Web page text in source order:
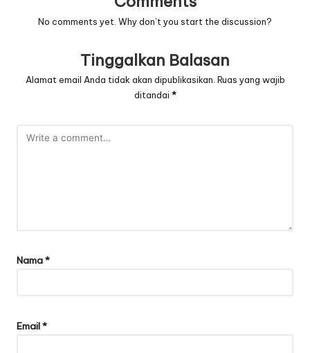
No comments yet. Why don’t you start the discussion?
Tinggalkan Balasan
Alamat email Anda tidak akan dipublikasikan. Ruas yang wajib
ditandai *
Nama*
Email*